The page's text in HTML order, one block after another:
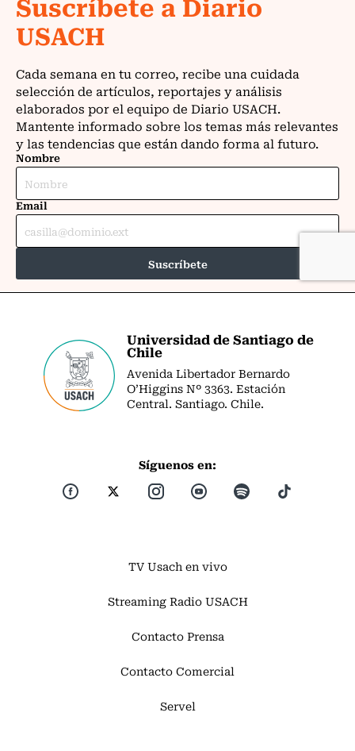
Universidad de Santiago de
Chile
Avenida Libertador Bernardo
O’Higgins Nº 3363. Estación
Central. Santiago. Chile.
Síguenos en:
TV Usach en vivo
Streaming Radio USACH
Contacto Prensa
Contacto Comercial
Servel